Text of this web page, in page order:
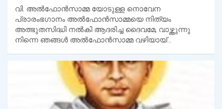
വി. അല്‍ഫോന്‍സാമ്മ യോടുള്ള നൊവേന
പ്രാരംഭഗാനം അല്‍ഫോന്‍സാമ്മയെ നിത്യം
അത്ഭുതസിദ്ധി നല്‍കി ആദരിച്ച ദൈവമേ, വാഴ്ത്തുന്നു
നിന്നെ ഞങ്ങള്‍ അല്‍ഫോന്‍സാമ്മ വഴിയായ്…